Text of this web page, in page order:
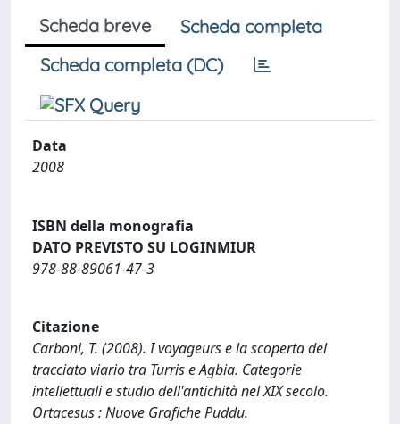
Scheda breve
Scheda completa
Scheda completa (DC)
Data
2008
ISBN della monografia
DATO PREVISTO SU LOGINMIUR
978-88-89061-47-3
Citazione
Carboni, T. (2008). I voyageurs e la scoperta del
tracciato viario tra Turris e Agbia. Categorie
intellettuali e studio dell'antichità nel XIX secolo.
Ortacesus : Nuove Grafiche Puddu.